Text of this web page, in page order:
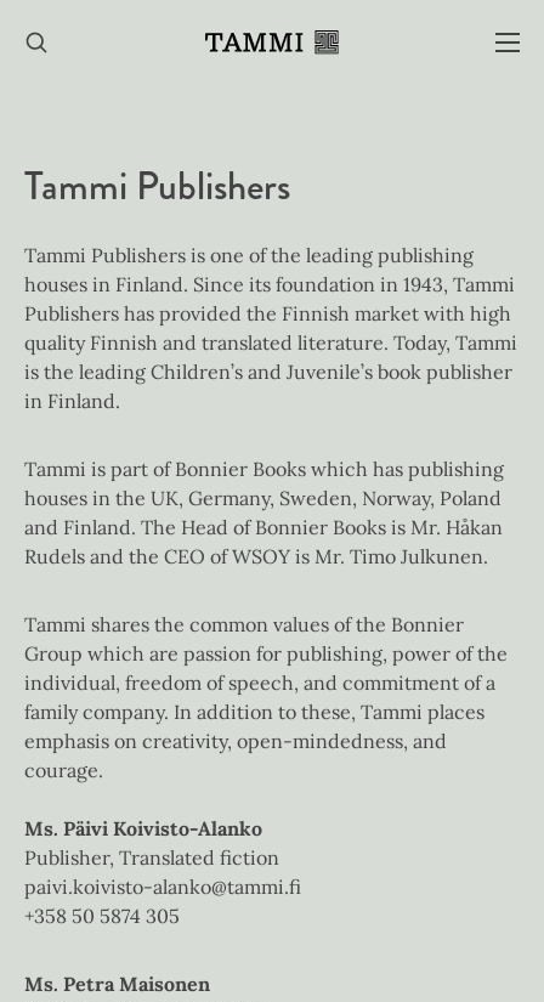
sisältöön
Tammi Publishers
Tammi Publishers is one of the leading publishing
houses in Finland. Since its foundation in 1943, Tammi
Publishers has provided the Finnish market with high
quality Finnish and translated literature. Today, Tammi
is the leading Children’s and Juvenile’s book publisher
in Finland.
Tammi is part of Bonnier Books which has publishing
houses in the UK, Germany, Sweden, Norway, Poland
and Finland. The Head of Bonnier Books is Mr. Håkan
Rudels and the CEO of WSOY is Mr. Timo Julkunen.
Tammi shares the common values of the Bonnier
Group which are passion for publishing, power of the
individual, freedom of speech, and commitment of a
family company. In addition to these, Tammi places
emphasis on creativity, open-mindedness, and
courage.
Ms. Päivi Koivisto-Alanko
Publisher, Translated fiction
paivi.koivisto-alanko@tammi.fi
+358 50 5874 305
Ms. Petra Maisonen